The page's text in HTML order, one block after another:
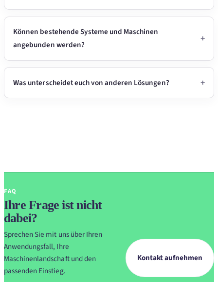
Können bestehende Systeme und Maschinen
angebunden werden?
Was unterscheidet euch von anderen Lösungen?
FAQ
Ihre Frage ist nicht
dabei?
Sprechen Sie mit uns über Ihren
Anwendungsfall, Ihre
Maschinenlandschaft und den
passenden Einstieg.
Kontakt aufnehmen